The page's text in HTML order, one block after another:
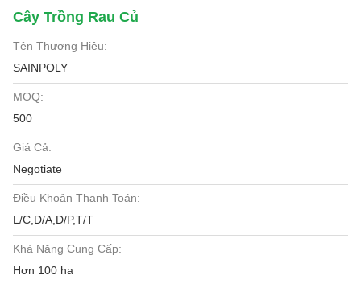
Cây Trồng Rau Củ
Tên Thương Hiệu:
SAINPOLY
MOQ:
500
Giá Cả:
Negotiate
Điều Khoản Thanh Toán:
L/C,D/A,D/P,T/T
Khả Năng Cung Cấp:
Hơn 100 ha